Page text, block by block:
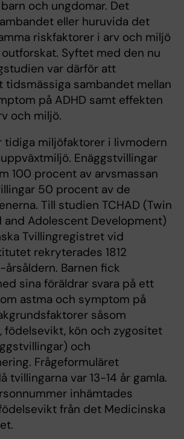
och ungdomar. Det
eller huruvida det
riskfaktorer i arv och miljö
Syftet med den nu
var därför att
tidsmässiga sambandet mellan
på ADHD samt effekten
och miljö.
tidiga miljöfaktorer i livmodern
Enäggstvillingar
100 procent av arvsmassan
50 procent av de
Till studien TCHAD (Twin
and Adolescent Development)
Tvillingregistret vid
rekryterades 1812
Barnen fick
sina föräldrar svara på ett
astma och symptom på
såsom
födelsevikt, kön och zygositet
och
Frågeformuläret
tvillingarna var 13-14 år gamla.
inhämtades
från det Medicinska